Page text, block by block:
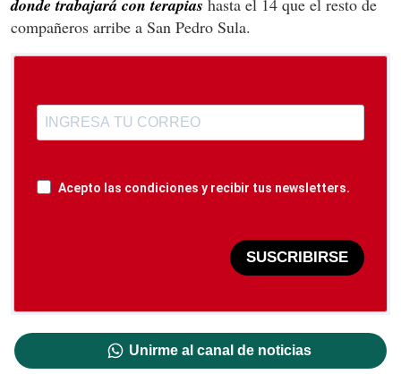
donde trabajará con terapias
compañeros arribe a San Pedro Sula.
Acepto las condiciones y recibir tus newsletters.
SUSCRIBIRSE
Unirme al canal de noticias